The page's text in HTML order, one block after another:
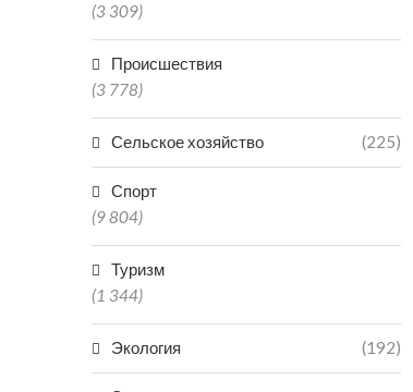
(3 309)
Происшествия
(3 778)
Сельское хозяйство (225)
Спорт
(9 804)
Туризм
(1 344)
Экология (192)